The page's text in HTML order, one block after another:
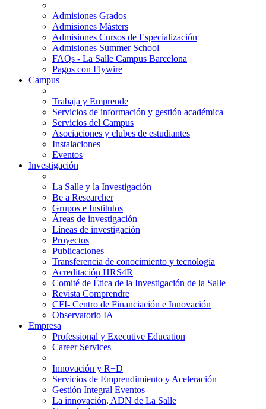
Admisiones Grados
Admisiones Másters
Admisiones Cursos de Especialización
Admisiones Summer School
FAQs - La Salle Campus Barcelona
Pagos con Flywire
Campus
Trabaja y Emprende
Servicios de información y gestión académica
Servicios del Campus
Asociaciones y clubes de estudiantes
Instalaciones
Eventos
Investigación
La Salle y la Investigación
Be a Researcher
Grupos e Institutos
Áreas de investigación
Líneas de investigación
Proyectos
Publicaciones
Transferencia de conocimiento y tecnología
Acreditación HRS4R
Comité de Ética de la Investigación de la Salle
Revista Comprendre
CFI- Centro de Financiación e Innovación
Observatorio IA
Empresa
Professional y Executive Education
Career Services
Innovación y R+D
Servicios de Emprendimiento y Aceleración
Gestión Integral Eventos
La innovación, ADN de La Salle